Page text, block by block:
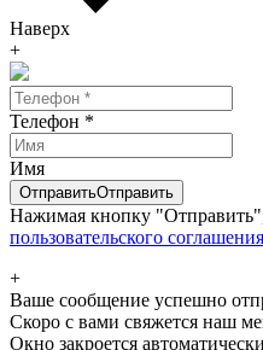
Наверх
+
Телефон *
Имя
ОтправитьОтправить
Нажимая кнопку
пользовательского соглашения
+
Ваше сообщение успешно
Скоро с вами свяжется наш
Окно закроется